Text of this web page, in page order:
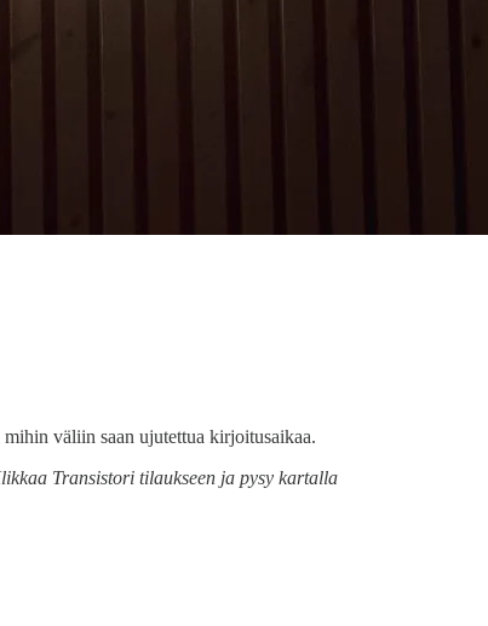
väliin saan ujutettua kirjoitusaikaa.
Transistori tilaukseen ja pysy kartalla